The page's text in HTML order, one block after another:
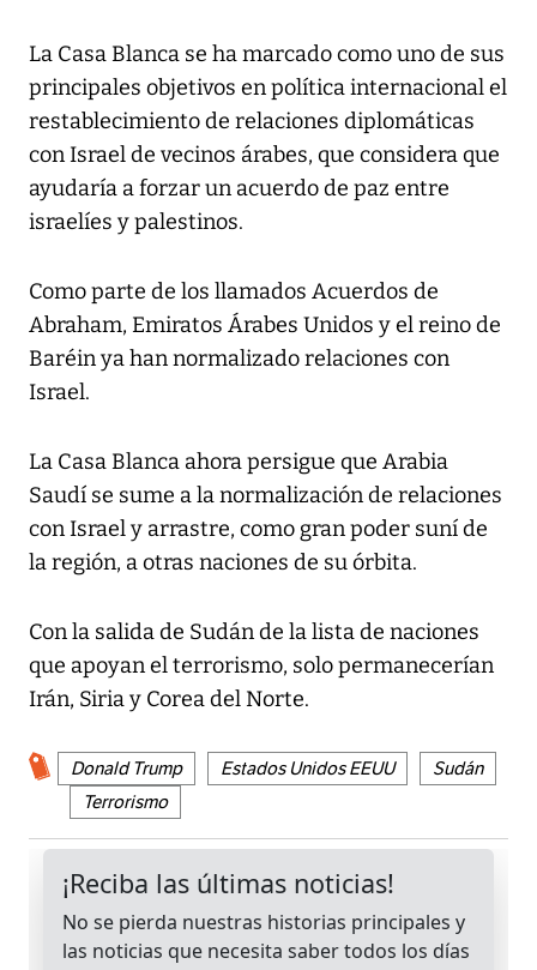
La Casa Blanca se ha marcado como uno de sus
principales objetivos en política internacional el
restablecimiento de relaciones diplomáticas
con Israel de vecinos árabes, que considera que
ayudaría a forzar un acuerdo de paz entre
israelíes y palestinos.
Como parte de los llamados Acuerdos de
Abraham, Emiratos Árabes Unidos y el reino de
Baréin ya han normalizado relaciones con
Israel.
La Casa Blanca ahora persigue que Arabia
Saudí se sume a la normalización de relaciones
con Israel y arrastre, como gran poder suní de
la región, a otras naciones de su órbita.
Con la salida de Sudán de la lista de naciones
que apoyan el terrorismo, solo permanecerían
Irán, Siria y Corea del Norte.
Donald Trump Estados Unidos EEUU
Sudán
Terrorismo